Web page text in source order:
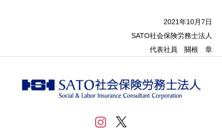
2021年10月7日
SATO社会保険労務士法人
代表社員 關根 章